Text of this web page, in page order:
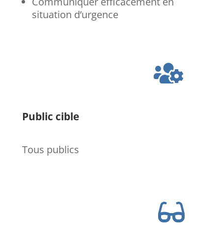
situation d’urgence

Public cible
Tous publics
